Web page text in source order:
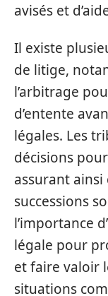
avisés et
Il existe
de litige,
l’arbitrage
d’entente
légales. Les
décisions
assurant ainsi
successions
l’importance
légale pour
et faire valoir
situations